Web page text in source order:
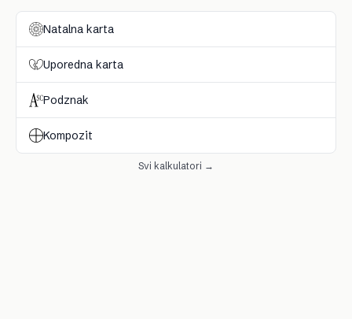
Natalna karta
Uporedna karta
Podznak
Kompozit
Svi kalkulatori →